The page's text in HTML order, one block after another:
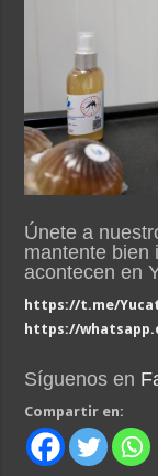
Únete a
mantente bien
acontecen en
https://t.me/
https://
Síguenos en
Compartir en: